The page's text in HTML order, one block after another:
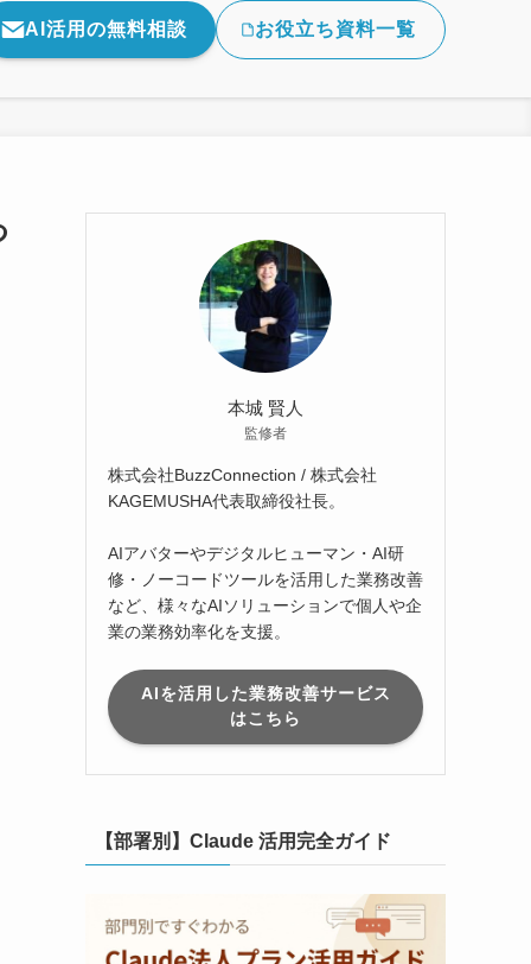
AI活用の無料相談 お役立ち資料一覧
本城 賢人
監修者
株式会社BuzzConnection / 株式会社
KAGEMUSHA代表取締役社長。
AIアバターやデジタルヒューマン・AI研
修・ノーコードツールを活用した業務改善
など、様々なAIソリューションで個人や企
業の業務効率化を支援。
AIを活用した業務改善サービス
はこちら
【部署別】Claude 活用完全ガイド